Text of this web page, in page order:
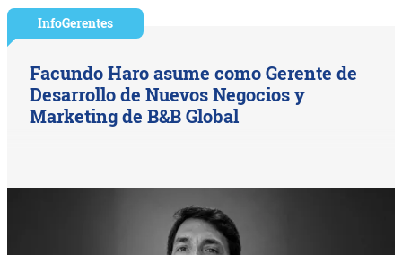
InfoGerentes
Facundo Haro asume como Gerente de
Desarrollo de Nuevos Negocios y
Marketing de B&B Global